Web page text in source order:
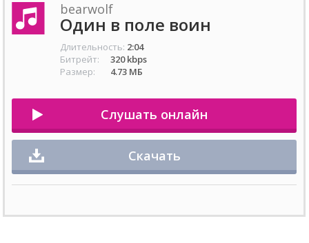
bearwolf
Один в поле воин
Длительность: 2:04
Битрейт:
320 kbps
Размер:
4.73 МБ
Слушать онлайн
Скачать